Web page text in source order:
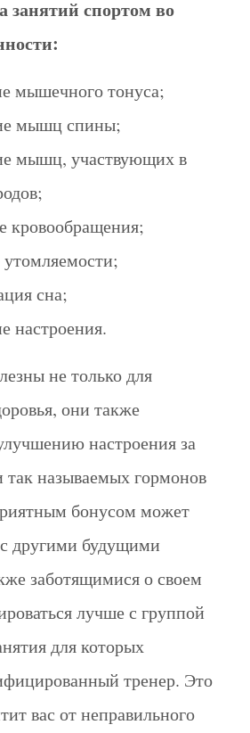
занятий спортом во
мышечного тонуса;
мышц спины;
мышц, участвующих в
кровообращения;
сна;
настроения.
не только для
они также
настроения за
так называемых гормонов
бонусом может
другими будущими
заботящимися о своем
лучше с группой
для которых
тренер. Это
вас от неправильного